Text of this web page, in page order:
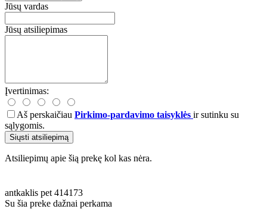
Jūsų vardas
Jūsų atsiliepimas
Įvertinimas:
Aš perskaičiau Pirkimo-pardavimo taisyklės ir sutinku su
sąlygomis.
Siųsti atsiliepimą
Atsiliepimų apie šią prekę kol kas nėra.
antkaklis pet 414173
Su šia preke dažnai perkama